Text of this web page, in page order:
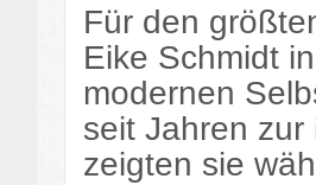
Für den
Eike Schmidtin
modernen
seit Jahren
zeigten sie